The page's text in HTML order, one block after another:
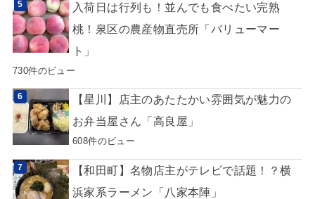
入荷日は行列も！並んでも食べたい完熟
桃！泉区の農産物直売所「バリューマー
ト」
730件のビュー
【星川】店主のあたたかい雰囲気が魅力の
お弁当屋さん「高良屋」
608件のビュー
【和田町】名物店主がテレビで話題！？横
浜家系ラーメン「八家本陣」